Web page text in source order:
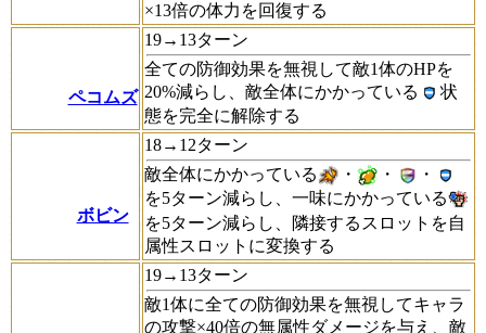
×13倍の体力を回復する
ペコムズ
19→13ターン
全ての防御効果を無視して敵1体のHPを
20%減らし、敵全体にかかっている
状
態を完全に解除する
ボビン
18→12ターン
敵全体にかかっている
・ ・
・
を5ターン減らし、一味にかかっている
を5ターン減らし、隣接するスロットを自
属性スロットに変換する
19→13ターン
敵1体に全ての防御効果を無視してキャラ
の攻撃×40倍の無属性ダメージを与え、敵